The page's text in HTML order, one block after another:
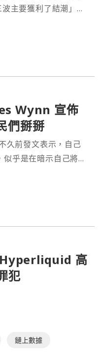
主要獲利了結潮」。
Wynn 宣佈
們掰掰
久前發文表示，自己
乎是在暗示自己將不
Hyperliquid 高
犯
鏈上數據